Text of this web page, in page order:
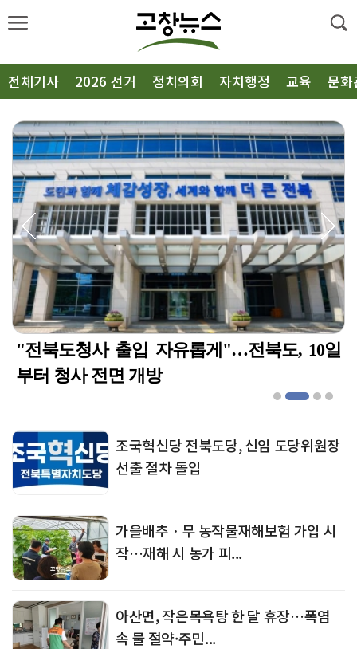
전체기사 2026 선거 정치의회 자치행정 교육 문화
"전북도청사 출입 자유롭게"…전북도, 10일
부터 청사 전면 개방
조국혁신당 전북도당, 신임 도당위원장
선출 절차 돌입
가을배추ㆍ무 농작물재해보험 가입 시
작…재해 시 농가 피...
아산면, 작은목욕탕 한 달 휴장…폭염
속 물 절약·주민...